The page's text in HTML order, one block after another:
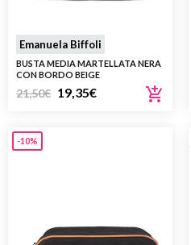
Emanuela Biffoli
BUSTA MEDIA MARTELLATA NERA
CON BORDO BEIGE
21,50€ 19,35€
-10%